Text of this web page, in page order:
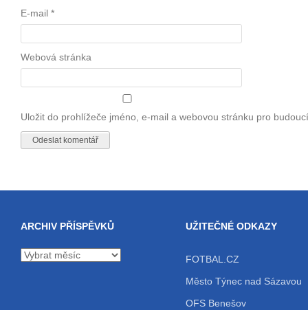
E-mail *
Webová stránka
Uložit do prohlížeče jméno, e-mail a webovou stránku pro
ARCHIV PŘÍSPĚVKŮ
Archiv
UŽITEČNÉ ODKAZY
FOTBAL.CZ
Město Týnec nad Sázavou
OFS Benešov